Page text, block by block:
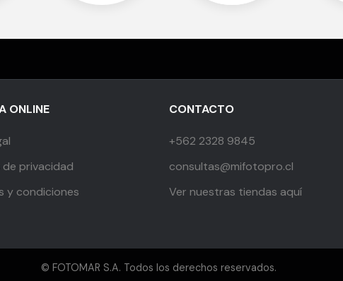
ONLINE
de privacidad
y condiciones
CONTACTO
+562 2328 9845
consultas@mifotopro.cl
Ver nuestras tiendas aquí
© FOTOMAR S.A. Todos los derechos reservados.